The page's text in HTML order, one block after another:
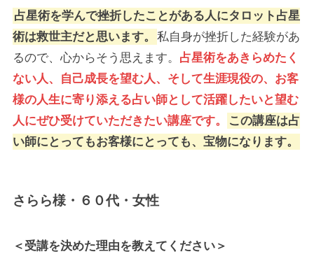
占星術を学んで挫折したことがある人にタロット占星
術は救世主だと思います。
私自身が挫折した経験があ
るので、心からそう思えます。 占星術をあきらめたく
ない人、自己成長を望む人、そして生涯現役の、お客
様の人生に寄り添える占い師として活躍したいと望む
人にぜひ受けていただきたい講座です。
この講座は占
い師にとってもお客様にとっても、宝物になります。
さらら様・６０代・女性
＜受講を決めた理由を教えてください＞